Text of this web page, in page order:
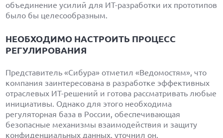
объединение усилий для ИТ-разработки их прототипов
было бы целесообразным.
НЕОБХОДИМО НАСТРОИТЬ ПРОЦЕСС
РЕГУЛИРОВАНИЯ
Представитель «Сибура» отметил «Ведомостям», что
компания заинтересована в разработке эффективных
отраслевых ИТ-решений и готова рассматривать любые
инициативы. Однако для этого необходима
регуляторная база в России, обеспечивающая
безопасные механизмы взаимодействия и защиту
конфиденциальных данных, уточнил он.